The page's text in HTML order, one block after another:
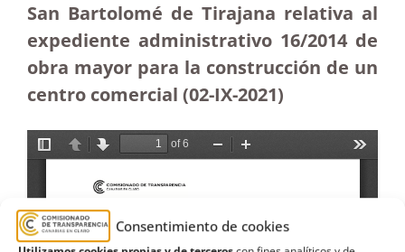
Consentimiento de cookies
San Bartolomé de Tirajana relativa al
expediente administrativo 16/2014 de
obra mayor para la construcción de un
centro comercial (02-IX-2021)